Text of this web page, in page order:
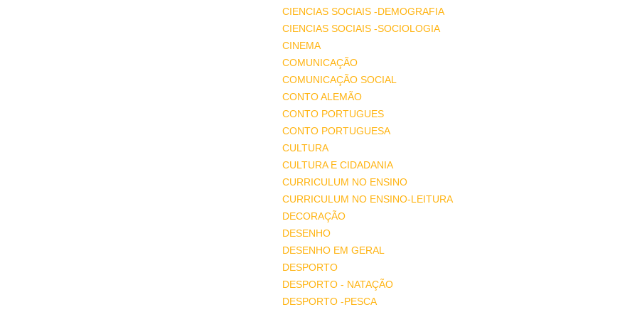
CIENCIAS SOCIAIS -DEMOGRAFIA
CIENCIAS SOCIAIS -SOCIOLOGIA
CINEMA
COMUNICAÇÃO
COMUNICAÇÃO SOCIAL
CONTO ALEMÃO
CONTO PORTUGUES
CONTO PORTUGUESA
CULTURA
CULTURA E CIDADANIA
CURRICULUM NO ENSINO
CURRICULUM NO ENSINO-LEITURA
DECORAÇÃO
DESENHO
DESENHO EM GERAL
DESPORTO
DESPORTO - NATAÇÃO
DESPORTO -PESCA